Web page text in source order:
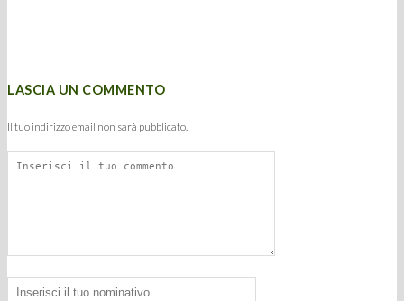
LASCIA UN COMMENTO
Il tuo indirizzo email non sarà pubblicato.